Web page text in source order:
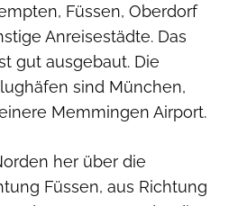
Füssen, Oberdorf
Anreisestädte. Das
gut ausgebaut. Die
sind München,
Memmingen Airport.
her über die
Füssen, aus Richtung